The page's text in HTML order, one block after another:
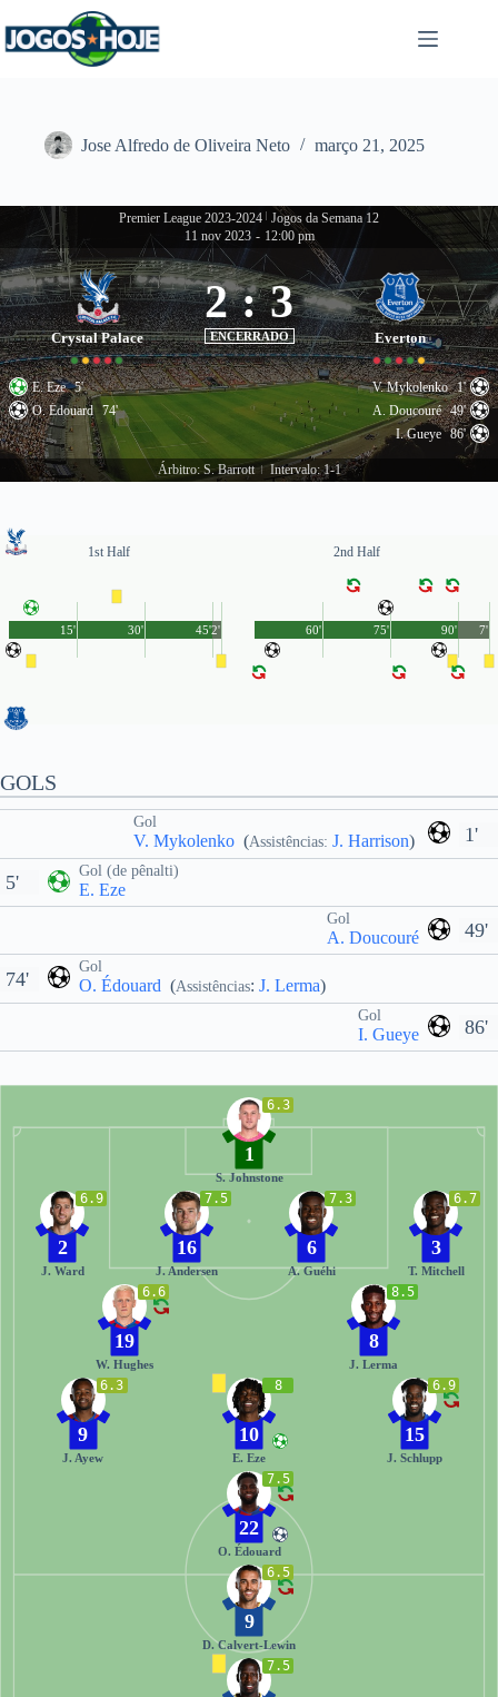
para
o
Jose Alfredo de Oliveira Neto março 21, 2025
Premier League 2023-2024 Jogos da Semana 12
11 nov 2023 - 12:00 pm
Crystal Palace
2 : 3
ENCERRADO Everton
E. Eze 5'
O. Édouard 74'
V. Mykolenko 1'
A. Doucouré 49'
I. Gueye 86'
Árbitro: S. Barrott Intervalo: 1-1
1st Half
45'
15' 30' 2'
2nd Half
90'
60' 75' 7'
GOLS
1'
Gol
V. Mykolenko (Assistências: J. Harrison)
Gol (de pênalti)
E. Eze
5'
49'
Gol
A. Doucouré
Gol
O. Édouard (Assistências: J. Lerma)
74'
86'
Gol
I. Gueye
6.3
1
S. Johnstone
6.7
3
T. Mitchell
7.3
6
A. Guéhi
7.5
16
J. Andersen
6.9
2
J. Ward
8.5
8
J. Lerma
6.6
19
W. Hughes
6.9
15
J. Schlupp
8
10
E. Eze
6.3
9
J. Ayew
7.5
22
O. Édouard
7.5
6.5
9
D. Calvert-Lewin